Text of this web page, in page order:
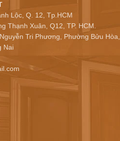
Lộc, Q. 12, Tp.HCM
Thạnh Xuân, Q12, TP. HCM.
Tri Phương, Phường Bửu Hòa,
Nai